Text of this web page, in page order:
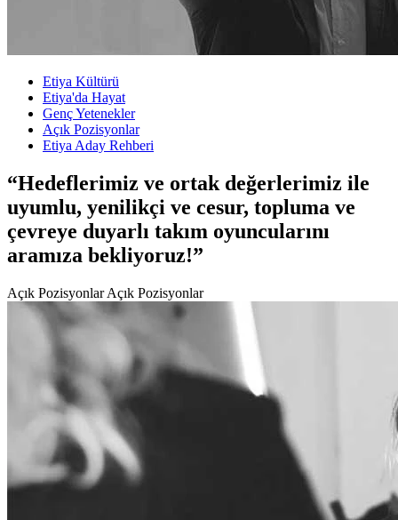
Etiya Kültürü
Etiya'da Hayat
Genç Yetenekler
Açık Pozisyonlar
Etiya Aday Rehberi
“Hedeflerimiz ve ortak değerlerimiz ile
uyumlu, yenilikçi ve cesur, topluma ve
çevreye duyarlı takım oyuncularını
aramıza bekliyoruz!”
Açık Pozisyonlar Açık Pozisyonlar